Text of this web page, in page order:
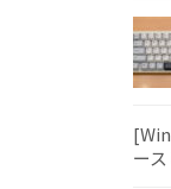
ー